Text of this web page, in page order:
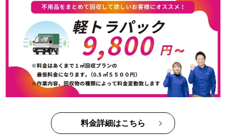
料金詳細はこちら